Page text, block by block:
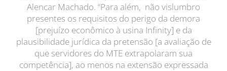
Alencar Machado. “Para além, não vislumbro
presentes os requisitos do perigo da demora
[prejuízo econômico à usina Infinity] e da
plausibilidade jurídica da pretensão [a avaliação de
que servidores do MTE extrapolaram sua
competência], ao menos na extensão expressada